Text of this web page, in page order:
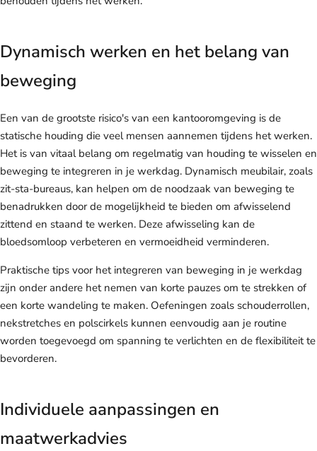
Dynamisch werken en het belang van
beweging
Een van de grootste risico's van een kantooromgeving is de
statische houding die veel mensen aannemen tijdens het werken.
Het is van vitaal belang om regelmatig van houding te wisselen en
beweging te integreren in je werkdag. Dynamisch meubilair, zoals
zit-sta-bureaus, kan helpen om de noodzaak van beweging te
benadrukken door de mogelijkheid te bieden om afwisselend
zittend en staand te werken. Deze afwisseling kan de
bloedsomloop verbeteren en vermoeidheid verminderen.
Praktische tips voor het integreren van beweging in je werkdag
zijn onder andere het nemen van korte pauzes om te strekken of
een korte wandeling te maken. Oefeningen zoals schouderrollen,
nekstretches en polscirkels kunnen eenvoudig aan je routine
worden toegevoegd om spanning te verlichten en de flexibiliteit te
bevorderen.
Individuele aanpassingen en
maatwerkadvies